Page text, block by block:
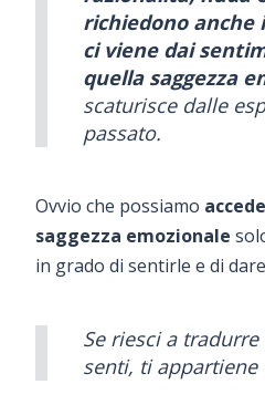
richiedono
ci viene dai
quella saggezza
scaturisce dalle
passato.
Ovvio che possiamo
saggezza emozionale
in grado di sentirle e di
Se riesci a
senti, ti appartiene